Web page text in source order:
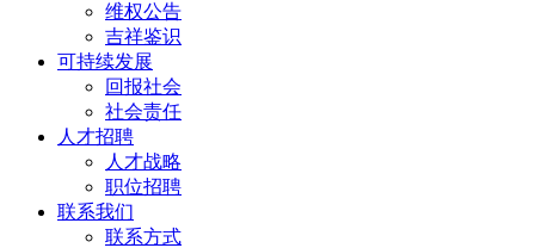
维权公告
吉祥鉴识
可持续发展
回报社会
社会责任
人才招聘
人才战略
职位招聘
联系我们
联系方式